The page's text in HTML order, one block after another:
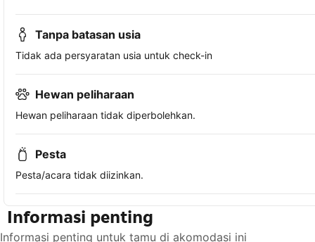
Tanpa batasan usia
Tidak ada persyaratan usia untuk check-in
Hewan peliharaan
Hewan peliharaan tidak diperbolehkan.
Pesta
Pesta/acara tidak diizinkan.
Informasi penting
Informasi penting untuk tamu di akomodasi ini